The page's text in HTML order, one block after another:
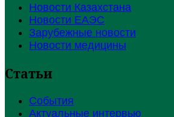
Новости Казахстана
Новости ЕАЭС
Зарубежные новости
Новости медицины
Статьи
События
Актуальные интервью